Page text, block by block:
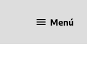
Menú